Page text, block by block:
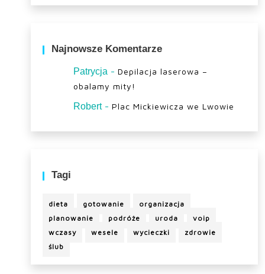
Najnowsze Komentarze
Patrycja - Depilacja laserowa –
obalamy mity!
Robert- Plac Mickiewicza we Lwowie
Tagi
dieta gotowanie
organizacja
planowanie
podróże uroda
voip
wczasy
wesele wycieczki
zdrowie
ślub